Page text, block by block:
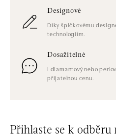
Designové
Díky špičkovému
technologiím.
Dosažitelné
I diamantový nebo
přijatelnou cenu.
Přihlaste se k odběru